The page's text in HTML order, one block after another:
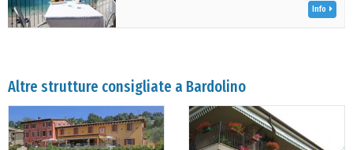
Info
Altre strutture consigliate a Bardolino